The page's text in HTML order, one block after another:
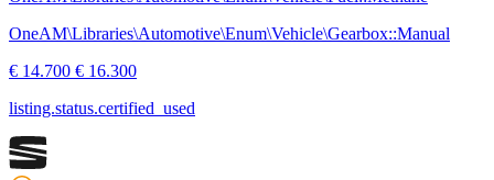
OneAM\Libraries\Automotive\Enum\Vehicle\Gearbox::Manual
€ 14.700 € 16.300
listing.status.certified_used